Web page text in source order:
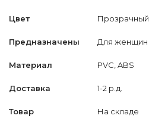
Цвет Прозрачный
Предназначены Для женщин
Материал PVC, ABS
Доставка 1-2 р.д.
Товар На складе